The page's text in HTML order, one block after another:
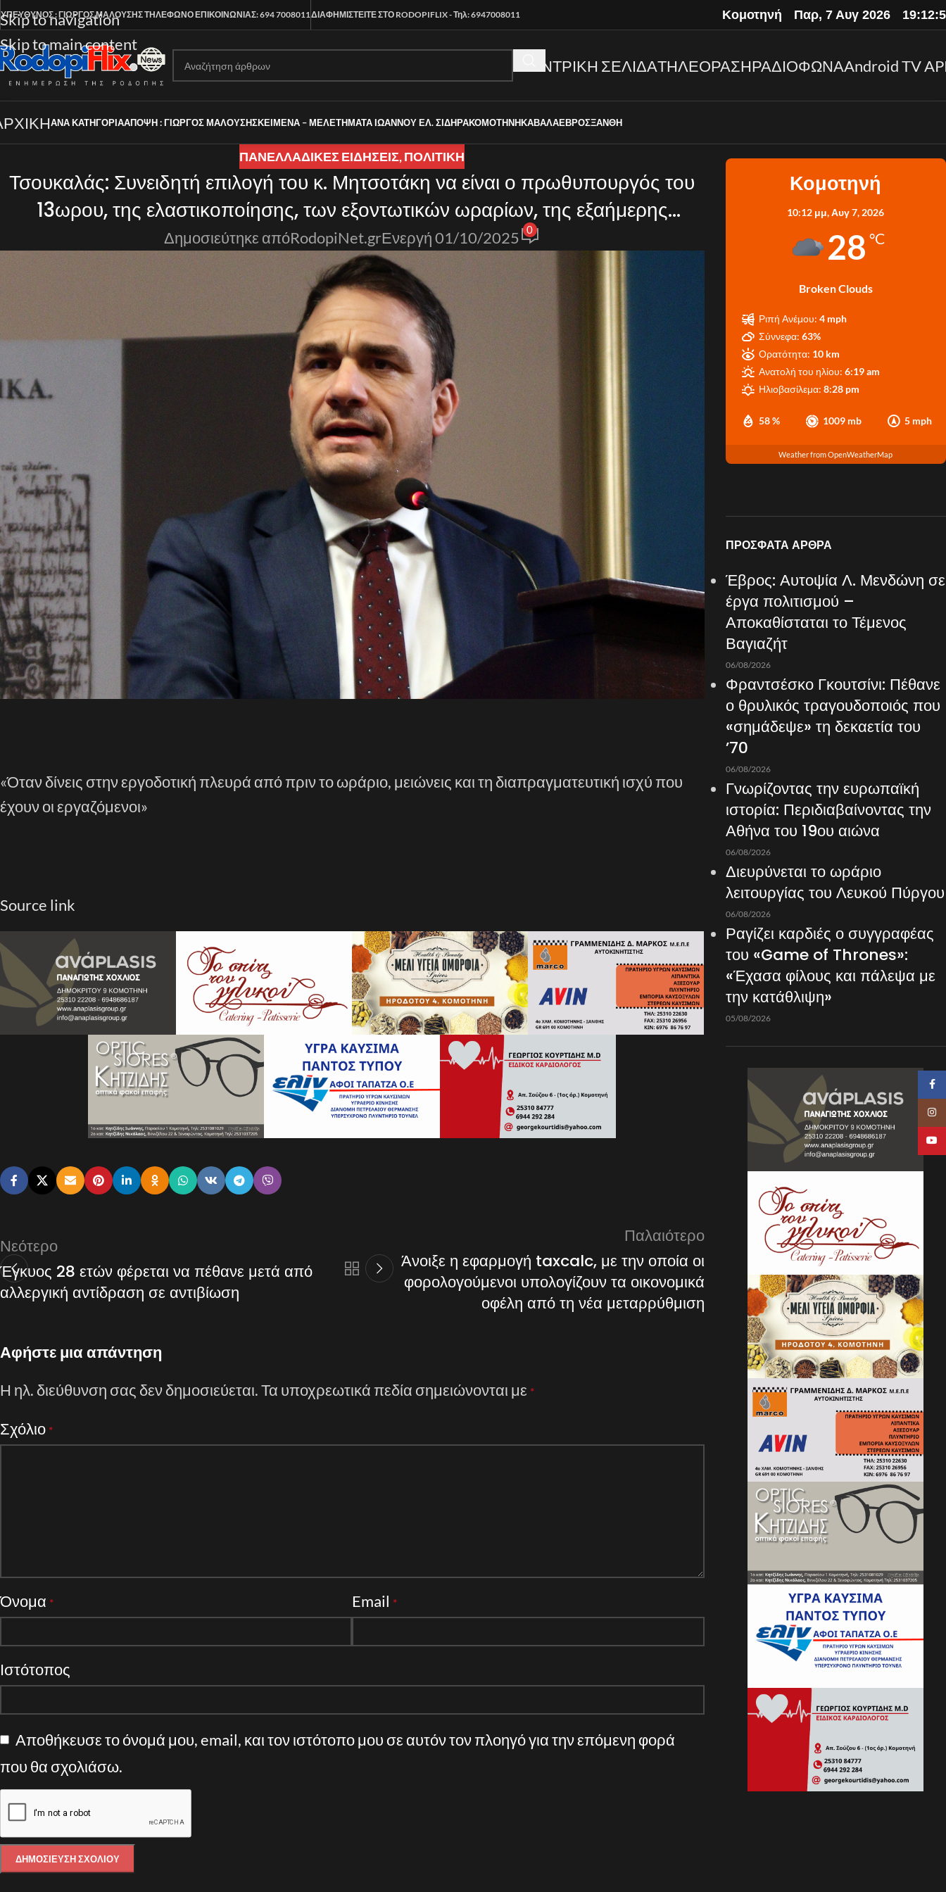
Skip to navigation
Skip to main content
ΥΠΕΥΘΥΝΟΣ : ΓΙΩΡΓΟΣ ΜΑΛΟΥΣΗΣΤΗΛΕΦΩΝΟ ΕΠΙΚΟΙΝΩΝΙΑΣ: 694 7008011ΔΙΑΦΗΜΙΣΤΕΙΤΕ ΣΤΟ RODOPIFLIX - Τηλ: 6947008011 Κομοτηνή Παρ, 7 Αυγ 2026
ΚΕΝΤΡΙΚΗ ΣΕΛΙΔΑΤΗΛΕΟΡΑΣΗΡΑΔΙΟΦΩΝΑAndroid TV
ΑΝΑ ΚΑΤΗΓΟΡΊΑΑΠΟΨΗ : ΓΙΩΡΓΟΣ ΜΑΛΟΥΣΗΣΚΕΙΜΕΝΑ – ΜΕΛΕΤΗΜΑΤΑ ΙΩΑΝΝΟΥ ΕΛ. ΣΙΔΗΡΑΚΟΜΟΤΗΝΗΚΑΒΑΛΑΕΒΡΟΣΞΑΝΘΗ
ΠΑΝΕΛΛΑΔΙΚΈΣ ΕΙΔΉΣΕΙΣ,ΠΟΛΙΤΙΚΗ
Τσουκαλάς: Συνειδητή επιλογή του κ. Μητσοτάκη να είναι ο πρωθυπουργός του
13ωρου, της ελαστικοποίησης, των εξοντωτικών ωραρίων, της εξαήμερης
εργασίας
Δημοσιεύτηκε απόRodopiNet.grΕνεργή 01/10/2025 0
«Όταν δίνεις στην εργοδοτική πλευρά από πριν το ωράριο, μειώνεις και τη διαπραγματευτική ισχύ που
έχουν οι εργαζόμενοι»
Source link
Νεότερο
Έγκυος 28 ετών φέρεται να πέθανε μετά από
αλλεργική αντίδραση σε αντιβίωση
Παλαιότερο
Άνοιξε η εφαρμογή taxcalc, με την οποία οι
φορολογούμενοι υπολογίζουν τα οικονομικά
οφέλη από τη νέα μεταρρύθμιση
Αφήστε μια απάντηση
Η ηλ. διεύθυνση σας δεν δημοσιεύεται.Τα υποχρεωτικά πεδία σημειώνονται με *
Σχόλιο *
Όνομα * Email *
Ιστότοπος
Αποθήκευσε το όνομά μου, email, και τον ιστότοπο μου σε αυτόν τον πλοηγό για την επόμενη φορά
που θα σχολιάσω.
Κομοτηνή
10:12 μμ,Αυγ 7, 2026
28 °C
Broken Clouds
58 % 1009 mb 5 mph
Ριπή Ανέμου: 4 mph
Σύννεφα: 63%
Ορατότητα: 10 km
Ανατολή του ηλίου: 6:19 am
Ηλιοβασίλεμα: 8:28 pm
Weather from OpenWeatherMap
ΠΡΌΣΦΑΤΑ ΆΡΘΡΑ
Έβρος: Αυτοψία Λ. Μενδώνη σε
έργα πολιτισμού –
Αποκαθίσταται το Τέμενος
Βαγιαζήτ
06/08/2026
Φραντσέσκο Γκουτσίνι: Πέθανε
ο θρυλικός τραγουδοποιός που
«σημάδεψε» τη δεκαετία του
’70
06/08/2026
Γνωρίζοντας την ευρωπαϊκή
ιστορία: Περιδιαβαίνοντας την
Αθήνα του 19ου αιώνα
06/08/2026
Διευρύνεται το ωράριο
λειτουργίας του Λευκού Πύργου
06/08/2026
Ραγίζει καρδιές ο συγγραφέας
του «Game of Thrones»:
«Έχασα φίλους και πάλεψα με
την κατάθλιψη»
05/08/2026